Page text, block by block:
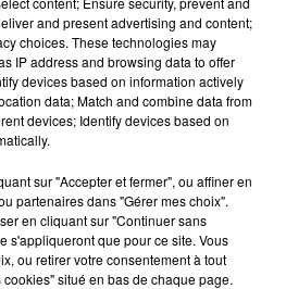
01-12-10-15-
and present advertising and content;
choices. These technologies may
IP address and browsing data to offer
devices based on information actively
data; Match and combine data from
devices; Identify devices based on
sur "Accepter et fermer", ou affiner en
partenaires dans "Gérer mes choix".
en cliquant sur "Continuer sans
s'appliqueront que pour ce site. Vous
ou retirer votre consentement à tout
situé en bas de chaque page.